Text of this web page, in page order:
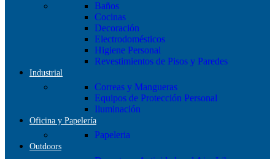
Baños
Cocinas
Decoración
Electrodomésticos
Higiene Personal
Revestimientos de Pisos y Paredes
Industrial
Correas y Mangueras
Equipos de Protección Personal
Iluminación
Oficina y Papelería
Papeleria
Outdoors